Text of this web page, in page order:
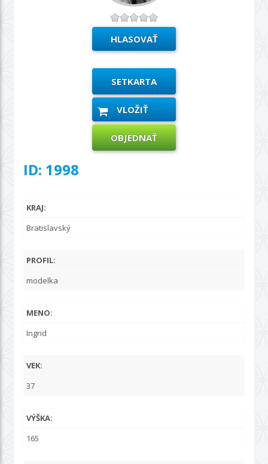
SETKARTA
VLOŽIŤ
OBJEDNAŤ
ID: 1998
KRAJ:
Bratislavský
PROFIL:
modelka
MENO:
Ingrid
VEK:
37
VÝŠKA:
165